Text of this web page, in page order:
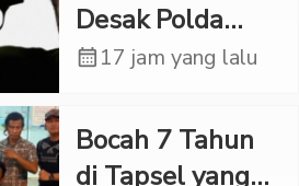
Desak Polda
Sumut Usut
Lorenza
calendar_month17 jam yang lalu
Bocah 7 Tahun
di Tapsel yang